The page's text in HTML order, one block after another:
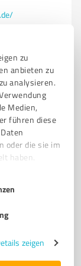
zu
anbieten zu
analysieren.
Medien,
führen diese
oder die sie im
haben.
zeigen
Technologie